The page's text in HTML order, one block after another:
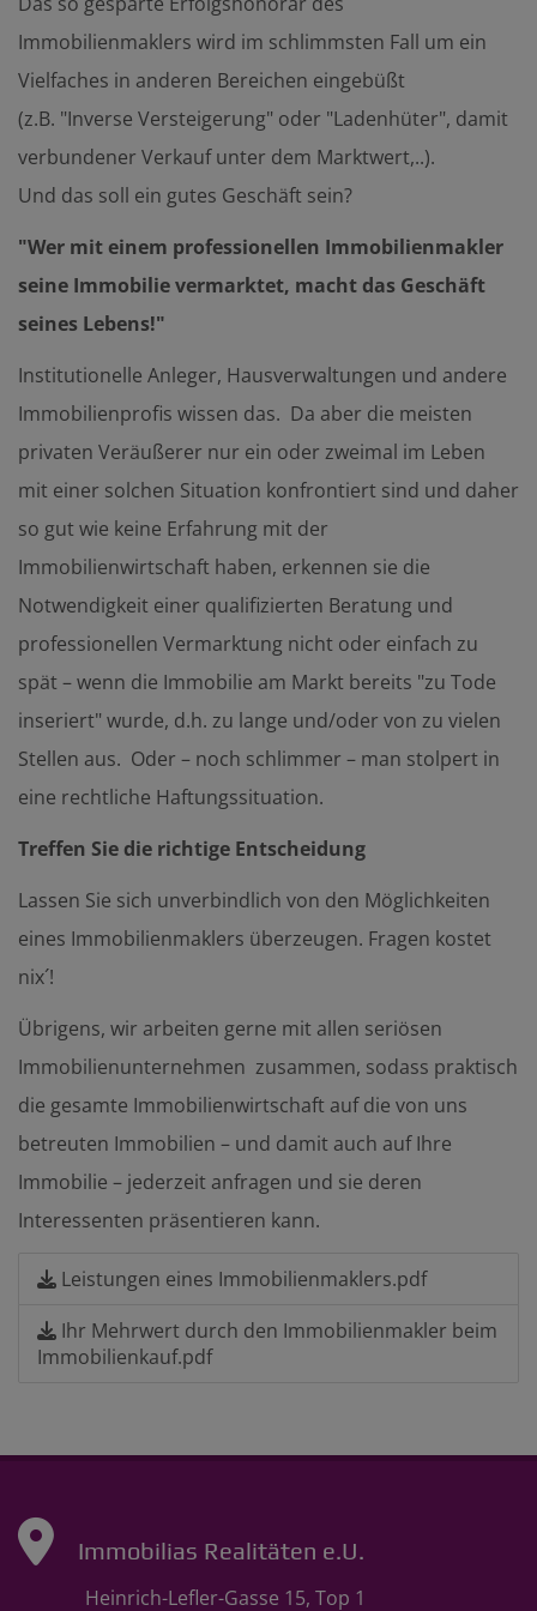
Immobilienmaklers wird im schlimmsten Fall um ein
Vielfaches in anderen Bereichen eingebüßt
(z.B. "Inverse Versteigerung" oder "Ladenhüter", damit
verbundener Verkauf unter dem Marktwert,..).
Und das soll ein gutes Geschäft sein?
"Wer mit einem professionellen Immobilienmakler
seine Immobilie vermarktet, macht das Geschäft
seines Lebens!"
Institutionelle Anleger, Hausverwaltungen und andere
Immobilienprofis wissen das. Da aber die meisten
privaten Veräußerer nur ein oder zweimal im Leben
mit einer solchen Situation konfrontiert sind und daher
so gut wie keine Erfahrung mit der
Immobilienwirtschaft haben, erkennen sie die
Notwendigkeit einer qualifizierten Beratung und
professionellen Vermarktung nicht oder einfach zu
spät – wenn die Immobilie am Markt bereits "zu Tode
inseriert" wurde, d.h. zu lange und/oder von zu vielen
Stellen aus. Oder – noch schlimmer – man stolpert in
eine rechtliche Haftungssituation.
Treffen Sie die richtige Entscheidung
Lassen Sie sich unverbindlich von den Möglichkeiten
eines Immobilienmaklers überzeugen. Fragen kostet
nix´!
Übrigens, wir arbeiten gerne mit allen seriösen
Immobilienunternehmen zusammen, sodass praktisch
die gesamte Immobilienwirtschaft auf die von uns
betreuten Immobilien – und damit auch auf Ihre
Immobilie – jederzeit anfragen und sie deren
Interessenten präsentieren kann.
Leistungen eines Immobilienmaklers.pdf
Ihr Mehrwert durch den Immobilienmakler beim
Immobilienkauf.pdf
Immobilias Realitäten e.U.
Heinrich-Lefler-Gasse 15, Top 1